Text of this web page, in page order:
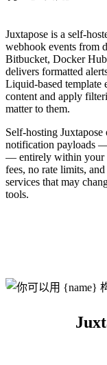
Juxtapose is a self-
webhook events from
Bitbucket, Docker
delivers formatted
Liquid-based template
content and apply
matter to them.
Self-hosting
notification payloads
— entirely within your
fees, no rate limits,
services that may
tools.